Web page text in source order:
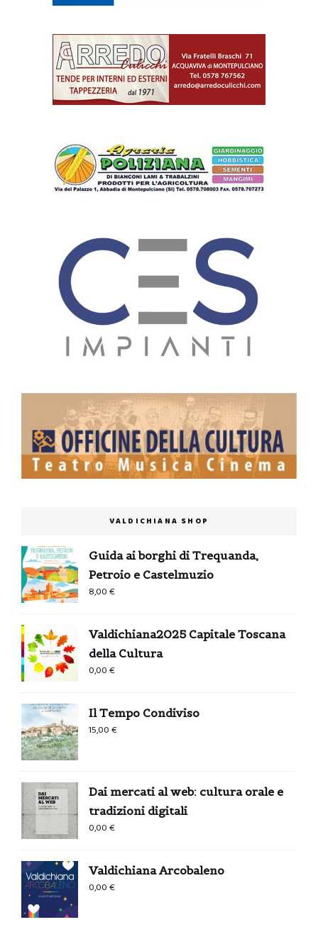
VALDICHIANA SHOP
Guida ai borghi di Trequanda,
Petroio e Castelmuzio
8,00€
Valdichiana2025 Capitale Toscana
della Cultura
0,00€
Il Tempo Condiviso
15,00€
Dai mercati al web: cultura orale e
tradizioni digitali
0,00€
Valdichiana Arcobaleno
0,00€